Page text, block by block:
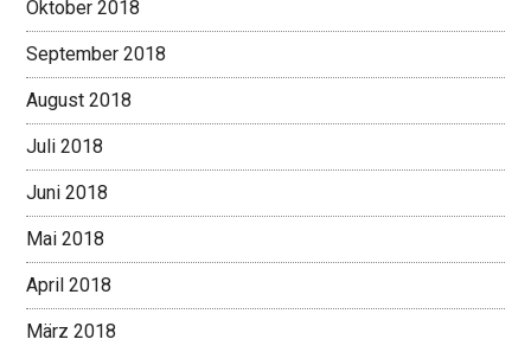
Oktober 2018
September 2018
August 2018
Juli 2018
Juni 2018
Mai 2018
April 2018
März 2018